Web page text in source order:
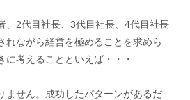
、2代目社長、3代目社長、4代目社長
れながら経営を極めることを求めら
に考えることといえば・・・
ません。成功したパターンがあるだ